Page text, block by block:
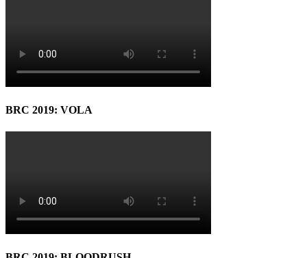
BRC 2019: VOLA